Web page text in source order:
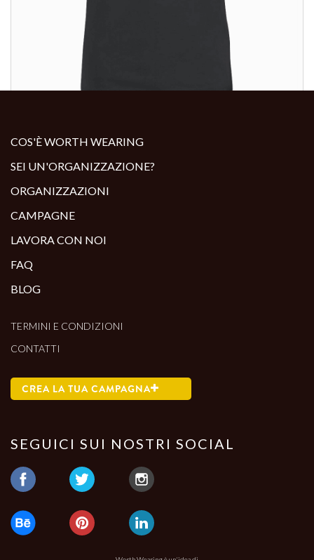
COS'È WORTH WEARING
SEI UN'ORGANIZZAZIONE?
ORGANIZZAZIONI
CAMPAGNE
LAVORA CON NOI
FAQ
BLOG
TERMINI E CONDIZIONI
CONTATTI
CREA LA TUA CAMPAGNA
SEGUICI SUI NOSTRI SOCIAL